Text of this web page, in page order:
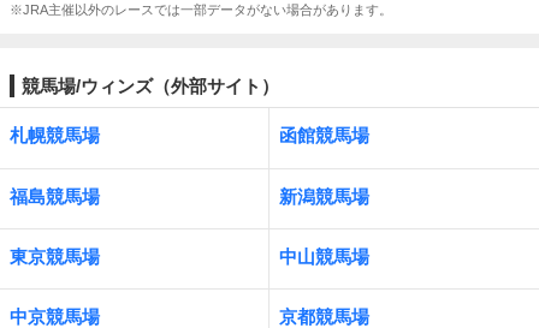
※JRA主催以外のレースでは一部データがない場合があります。
競馬場/ウィンズ（外部サイト）
札幌競馬場 函館競馬場
福島競馬場 新潟競馬場
東京競馬場 中山競馬場
中京競馬場 京都競馬場